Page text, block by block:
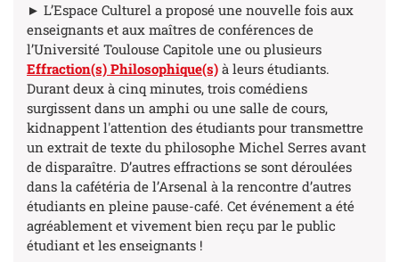
► L’Espace Culturel a proposé une nouvelle fois aux
enseignants et aux maîtres de conférences de
l’Université Toulouse Capitole une ou plusieurs
Effraction(s) Philosophique(s) à leurs étudiants.
Durant deux à cinq minutes, trois comédiens
surgissent dans un amphi ou une salle de cours,
kidnappent l'attention des étudiants pour transmettre
un extrait de texte du philosophe Michel Serres avant
de disparaître. D’autres effractions se sont déroulées
dans la cafétéria de l’Arsenal à la rencontre d’autres
étudiants en pleine pause-café. Cet événement a été
agréablement et vivement bien reçu par le public
étudiant et les enseignants !